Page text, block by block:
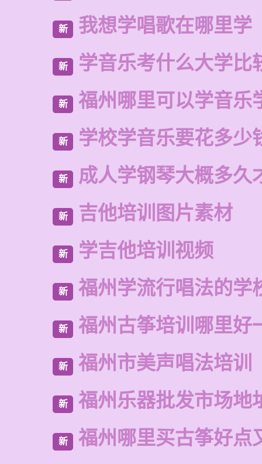
新 我想学唱歌在哪里学
新 学音乐考什么大学比
新 福州哪里可以学音乐
新 学校学音乐要花多少
新 成人学钢琴大概多久
新 吉他培训图片素材
新 学吉他培训视频
新 福州学流行唱法的学
新 福州古筝培训哪里好
新 福州市美声唱法培训
新 福州乐器批发市场地
新 福州哪里买古筝好点